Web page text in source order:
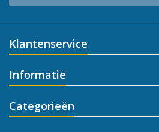
Klantenservice
Informatie
Categorieën